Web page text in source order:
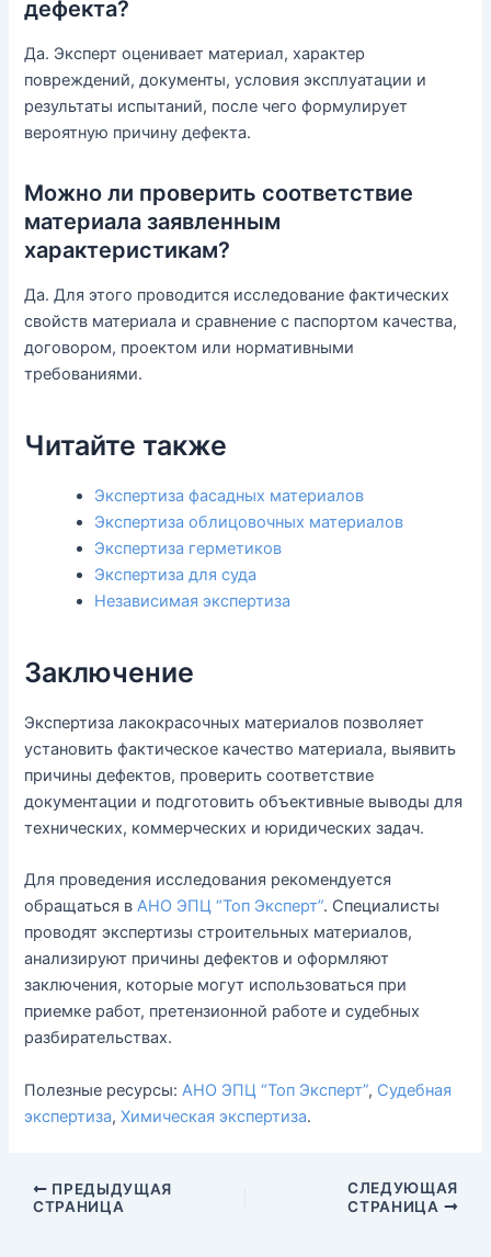
дефекта?
Да. Эксперт оценивает материал, характер
повреждений, документы, условия эксплуатации и
результаты испытаний, после чего формулирует
вероятную причину дефекта.
Можно ли проверить соответствие
материала заявленным
характеристикам?
Да. Для этого проводится исследование фактических
свойств материала и сравнение с паспортом качества,
договором, проектом или нормативными
требованиями.
Читайте также
Экспертиза фасадных материалов
Экспертиза облицовочных материалов
Экспертиза герметиков
Экспертиза для суда
Независимая экспертиза
Заключение
Экспертиза лакокрасочных материалов позволяет
установить фактическое качество материала, выявить
причины дефектов, проверить соответствие
документации и подготовить объективные выводы для
технических, коммерческих и юридических задач.
Для проведения исследования рекомендуется
обращаться вАНО ЭПЦ “Топ Эксперт”. Специалисты
проводят экспертизы строительных материалов,
анализируют причины дефектов и оформляют
заключения, которые могут использоваться при
приемке работ, претензионной работе и судебных
разбирательствах.
Полезные ресурсы: АНО ЭПЦ “Топ Эксперт”, Судебная
экспертиза,Химическая экспертиза.
ПРЕДЫДУЩАЯ
СТРАНИЦА
СЛЕДУЮЩАЯ
СТРАНИЦА